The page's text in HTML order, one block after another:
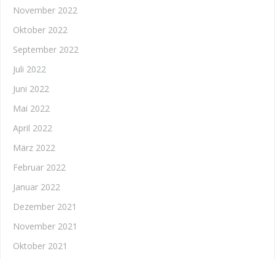
November 2022
Oktober 2022
September 2022
Juli 2022
Juni 2022
Mai 2022
April 2022
März 2022
Februar 2022
Januar 2022
Dezember 2021
November 2021
Oktober 2021